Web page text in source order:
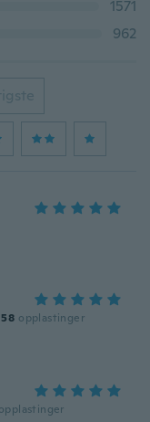
1571
962
58 opplastinger
opplastinger